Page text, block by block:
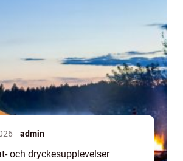
admin
och dryckesupplevelser